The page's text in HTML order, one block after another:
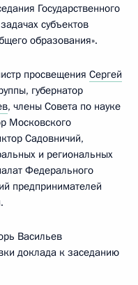
Государственного
субъектов
образования».
просвещения Сергей
губернатор
, члены Совета по науке
Московского
Садовничий,
и региональных
Федерального
предпринимателей
Васильев
доклада к заседанию